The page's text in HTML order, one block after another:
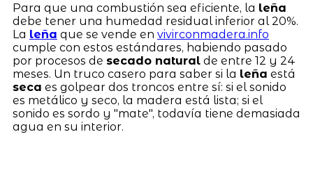
Para que una combustión sea eficiente, la leña
debe tener una humedad residual inferior al 20%.
La leña que se vende en vivirconmadera.info
cumple con estos estándares, habiendo pasado
por procesos de secado naturalde entre 12 y 24
meses. Un truco casero para saber si la leña está
seca es golpear dos troncos entre sí: si el sonido
es metálico y seco, la madera está lista; si el
sonido es sordo y "mate", todavía tiene demasiada
agua en su interior.